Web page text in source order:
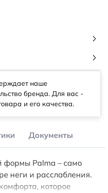
наше
бренда. Для вас -
и его качества.
Документы
формы Palma – само
неги и расслабления.
которое